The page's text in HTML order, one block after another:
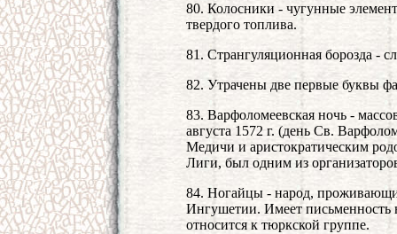
80. Колосники - чугунные
твердого топлива.
81. Странгуляционная борозда -
82. Утрачены две первые буквы
83. Варфоломеевская ночь -
августа 1572 г. (день Св.
Медичи и аристократическим
Лиги, был одним из
84. Ногайцы - народ,
Ингушетии. Имеет письменность
относится к тюркской группе.